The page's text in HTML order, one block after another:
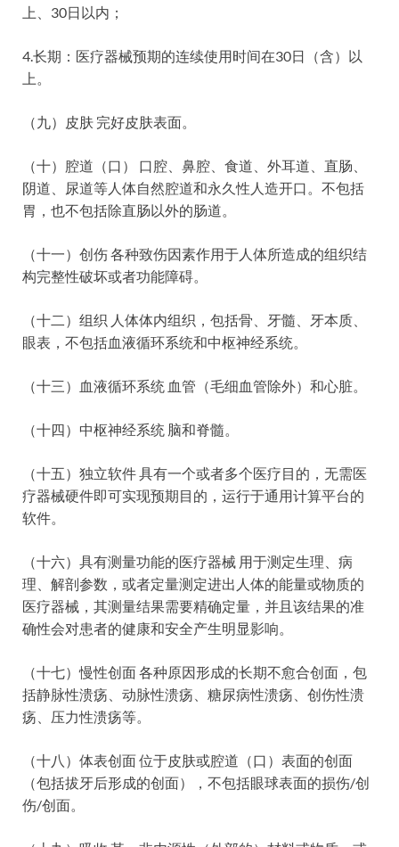
上、30日以内；
4.长期：医疗器械预期的连续使用时间在30日（含）以
上。
（九）皮肤 完好皮肤表面。
（十）腔道（口） 口腔、鼻腔、食道、外耳道、直肠、
阴道、尿道等人体自然腔道和永久性人造开口。不包括
胃，也不包括除直肠以外的肠道。
（十一）创伤 各种致伤因素作用于人体所造成的组织结
构完整性破坏或者功能障碍。
（十二）组织 人体体内组织，包括骨、牙髓、牙本质、
眼表，不包括血液循环系统和中枢神经系统。
（十三）血液循环系统 血管（毛细血管除外）和心脏。
（十四）中枢神经系统 脑和脊髓。
（十五）独立软件 具有一个或者多个医疗目的，无需医
疗器械硬件即可实现预期目的，运行于通用计算平台的
软件。
（十六）具有测量功能的医疗器械 用于测定生理、病
理、解剖参数，或者定量测定进出人体的能量或物质的
医疗器械，其测量结果需要精确定量，并且该结果的准
确性会对患者的健康和安全产生明显影响。
（十七）慢性创面 各种原因形成的长期不愈合创面，包
括静脉性溃疡、动脉性溃疡、糖尿病性溃疡、创伤性溃
疡、压力性溃疡等。
（十八）体表创面 位于皮肤或腔道（口）表面的创面
（包括拔牙后形成的创面），不包括眼球表面的损伤/创
伤/创面。